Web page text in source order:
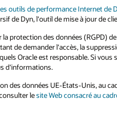
outils de performance Internet de
de Dyn, l'outil de mise à jour de
protection des données (RGPD)
de demander l'accès, la
Oracle est responsable. Si
d'informations.
des données UE-États-Unis, au
lesite Web consacré au